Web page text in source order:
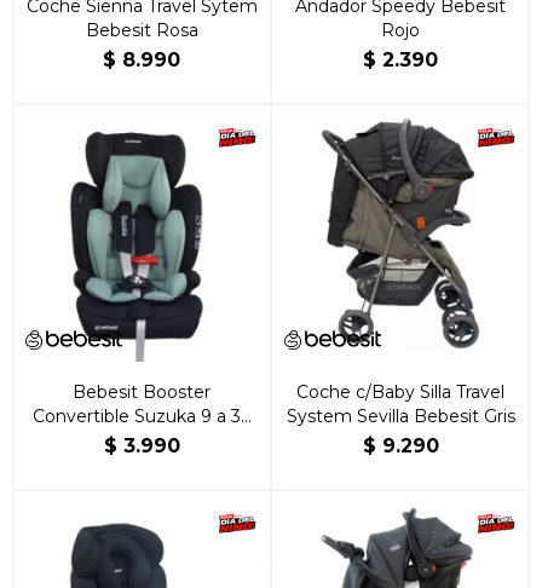
Coche Sienna Travel Sytem
Bebesit Rosa
$ 8.990
Andador Speedy Bebesit
Rojo
$ 2.390
Bebesit Booster
Convertible Suzuka 9 a 36
kg Verde
$ 3.990
Coche c/Baby Silla Travel
System Sevilla Bebesit Gris
$ 9.290